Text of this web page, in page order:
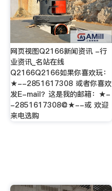
网页视图Q2166新闻资讯 -行
业资讯_名站在线
Q2166Q2166如果你喜欢玩：
★--2851617308 或者你喜欢
发E-mail？这是我的邮箱：★-
-2851617308@★--或 欢迎
来电选购